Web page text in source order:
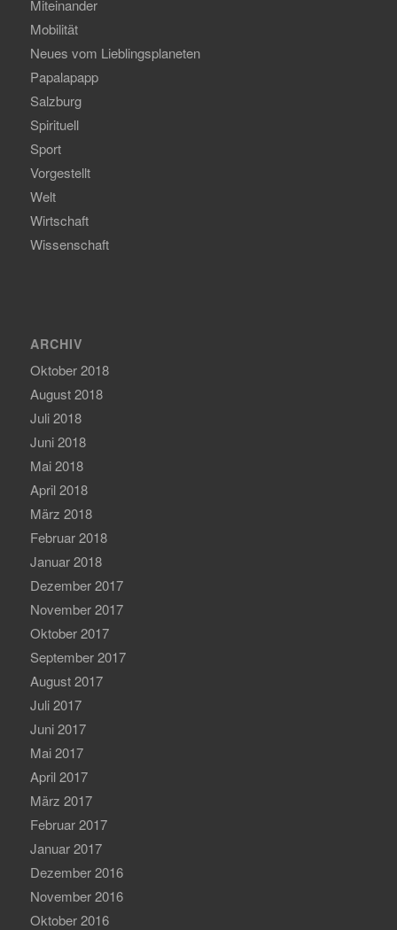
Miteinander
Mobilität
Neues vom Lieblingsplaneten
Papalapapp
Salzburg
Spirituell
Sport
Vorgestellt
Welt
Wirtschaft
Wissenschaft
ARCHIV
Oktober 2018
August 2018
Juli 2018
Juni 2018
Mai 2018
April 2018
März 2018
Februar 2018
Januar 2018
Dezember 2017
November 2017
Oktober 2017
September 2017
August 2017
Juli 2017
Juni 2017
Mai 2017
April 2017
März 2017
Februar 2017
Januar 2017
Dezember 2016
November 2016
Oktober 2016